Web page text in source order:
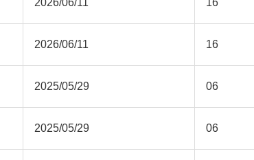
2026/06/11 16
2025/05/29 06
2025/05/29 06